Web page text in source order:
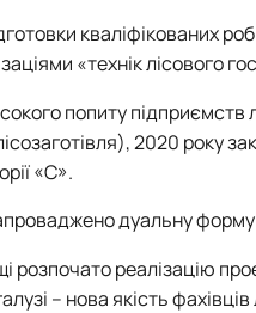
кваліфікованих
«технік лісового
попиту підприємств
2020 року
«С».
дуальну
розпочато реалізацію
– нова якість